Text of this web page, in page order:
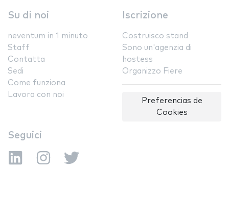
Su di noi
neventum in 1 minuto
Staff
Contatta
Sedi
Come funziona
Lavora con noi
Iscrizione
Costruisco stand
Sono un'agenzia di
hostess
Organizzo Fiere
Preferencias de
Cookies
Seguici